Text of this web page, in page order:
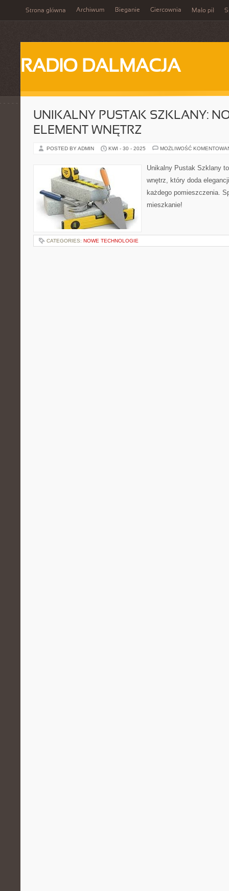
Strona główna Archiwum Bieganie Giercownia Mało pił
RADIO DALMACJA
UNIKALNY PUSTAK SZKLANY:
ELEMENT WNĘTRZ
POSTED BY ADMIN KWI - 30 - 2025 MOŻLIWOŚĆ
Unikalny Pustak Szklany
wnętrz, który doda
każdego pomieszczenia.
mieszkanie!
CATEGORIES: NOWE TECHNOLOGIE